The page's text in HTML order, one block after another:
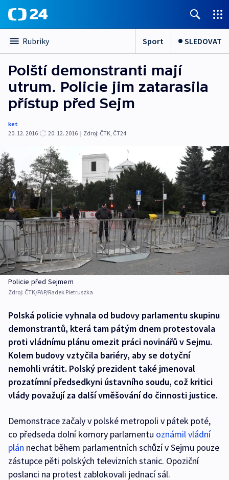
Rubriky Sport SLEDOVAT
Polští demonstranti mají
utrum. Policie jim zatarasila
přístup před Sejm
ket
20. 12. 2016
20. 12. 2016 | Zdroj: ČTK, ČT24
Policie před Sejmem
Zdroj: ČTK/PAP/Radek Pietruszka
Polská policie vyhnala od budovy parlamentu skupinu
demonstrantů, která tam pátým dnem protestovala
proti vládnímu plánu omezit práci novinářů v Sejmu.
Kolem budovy vztyčila bariéry, aby se dotyční
nemohli vrátit. Polský prezident také jmenoval
prozatímní předsedkyni ústavního soudu, což kritici
vlády považují za další vměšování do činnosti justice.
Demonstrace začaly v polské metropoli v pátek poté,
co předseda dolní komory parlamentu oznámil vládní
plán nechat během parlamentních schůzí v Sejmu pouze
zástupce pěti polských televizních stanic. Opoziční
poslanci na protest zablokovali jednací sál.